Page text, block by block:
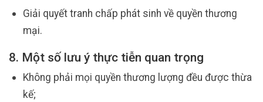
Giải quyết tranh chấp phát sinh về quyền thương
mại.
8. Một số lưu ý thực tiễn quan trọng
Không phải mọi quyền thương lượng đều được thừa
kế;